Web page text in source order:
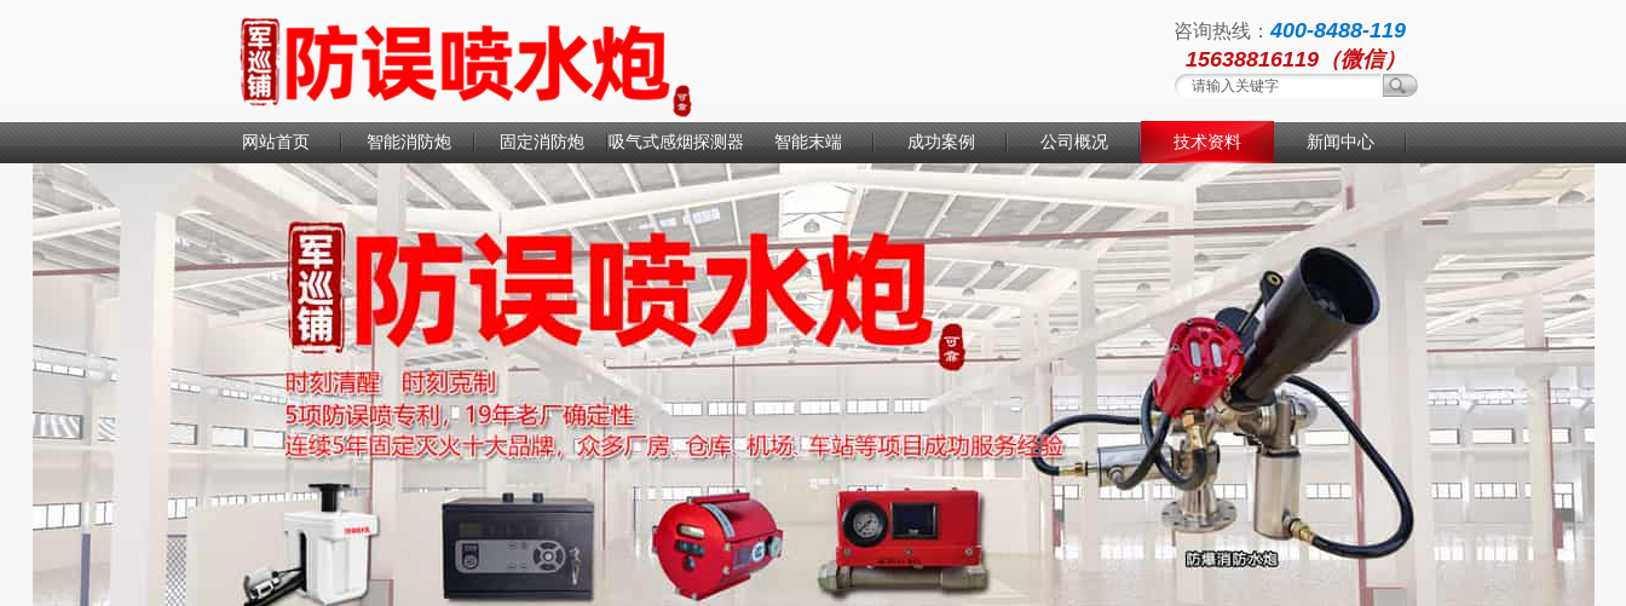
咨询热线：400-8488-119
15638816119（微信）
网站首页 智能消防炮 固定消防炮 吸气式感烟探测器 智能末端 成功案例 公司概况 技术资料 新闻中心
联系我们